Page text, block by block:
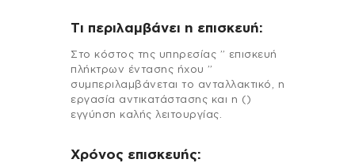
Τι περιλαμβάνει η επισκευή:
Στo κόστος της υπηρεσίας ” επισκευή
πλήκτρων έντασης ήχου ”
συμπεριλαμβάνεται το ανταλλακτικό, η
εργασία αντικατάστασης και η ()
εγγύηση καλής λειτουργίας.
Χρόνος επισκευής: